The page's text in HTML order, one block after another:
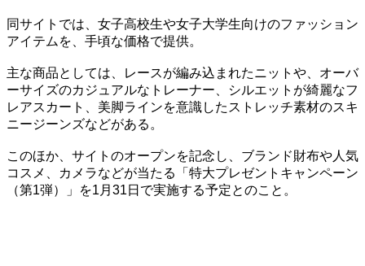
同サイトでは、女子高校生や女子大学生向けのファッション
アイテムを、手頃な価格で提供。
主な商品としては、レースが編み込まれたニットや、オーバ
ーサイズのカジュアルなトレーナー、シルエットが綺麗なフ
レアスカート、美脚ラインを意識したストレッチ素材のスキ
ニージーンズなどがある。
このほか、サイトのオープンを記念し、ブランド財布や人気
コスメ、カメラなどが当たる「特大プレゼントキャンペーン
（第1弾）」を1月31日で実施する予定とのこと。